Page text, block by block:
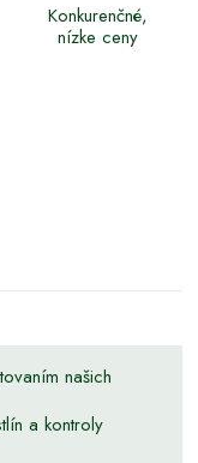
Konkurenčné,
nízke ceny
našich
a kontroly